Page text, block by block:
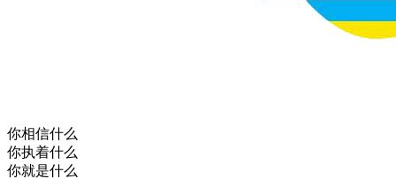
你相信什么
你执着什么
你就是什么